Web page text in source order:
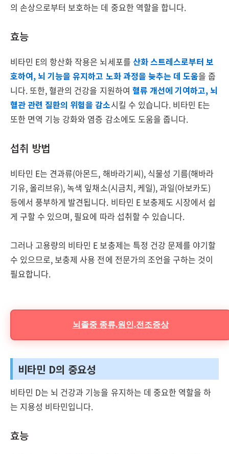
의 손상으로부터 보호하는 데 중요한 역할을 합니다.
효능
비타민 E의 항산화 작용은 뇌세포를 산화 스트레스로부터 보
호하여, 뇌 기능을 유지하고 노화 과정을 늦추는 데 도움을 줍
니다. 또한, 혈관의 건강을 지원하여 혈류 개선에 기여하고, 뇌
혈관 관련 질환의 위험을 감소시킬 수 있습니다. 비타민 E는
또한 면역 기능 강화와 염증 감소에도 도움을 줍니다.
섭취 방법
비타민 E는 견과류(아몬드, 해바라기씨), 식물성 기름(해바라
기유, 올리브유), 녹색 잎채소(시금치, 케일), 과일(아보카도)
등에서 풍부하게 발견됩니다. 비타민 E 보충제도 시장에서 쉽
게 구할 수 있으며, 필요에 따라 섭취할 수 있습니다.
그러나 고용량의 비타민 E 보충제는 특정 건강 문제를 야기할
수 있으므로, 보충제 사용 전에 전문가의 조언을 구하는 것이
필요합니다.
뇌졸중 종류,원인,전조증상
비타민 D의 중요성
비타민 D는 뇌 건강과 기능을 유지하는 데 중요한 역할을 하
는 지용성 비타민입니다.
효능